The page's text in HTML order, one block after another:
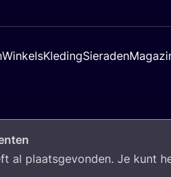
WinkelsKledingSieraden
al plaats­ge­von­den. Je kunt